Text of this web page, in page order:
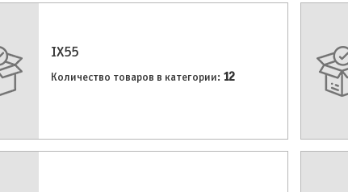
IX55
Количество товаров в категории: 12